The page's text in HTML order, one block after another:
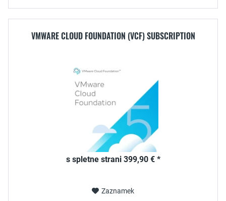
VMWARE CLOUD FOUNDATION (VCF) SUBSCRIPTION
s spletne strani 399,90 € *
Zaznamek